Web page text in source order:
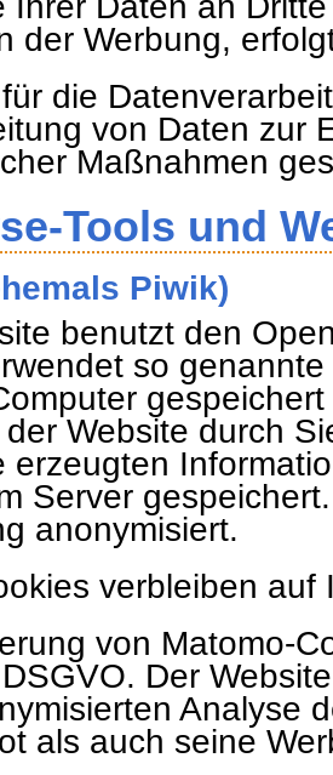
der Werbung,
die
von Daten zur
Maßnahmen
Tools und
Piwik)
benutzt den
so
Website durch
erzeugten
Server
anonymisiert.
verbleiben
von Matomo-
Der
Analyse
als auch seine